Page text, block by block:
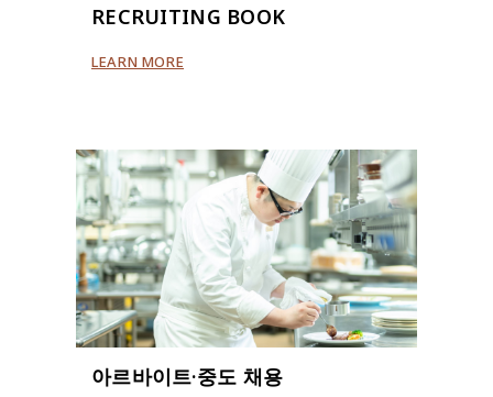
RECRUITING BOOK
LEARN MORE
아르바이트·중도 채용